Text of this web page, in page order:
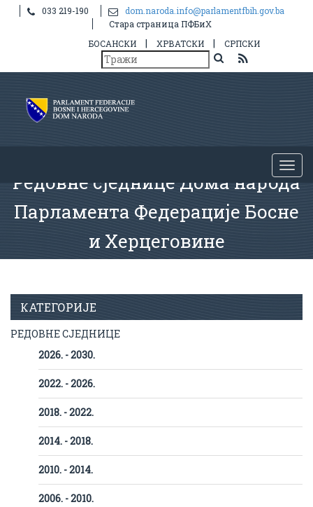
033 219-190
dom.naroda.info@parlamentfbih.gov.ba
Стара страница ПФБиХ
БОСАНСКИ
| ХРВАТСКИ | СРПСКИ
Редовне сједнице Дома народа
Парламента Федерације Босне
и Херцеговине
КАТЕГОРИЈЕ
РЕДОВНЕ СЈЕДНИЦЕ
2026. - 2030.
2022. - 2026.
2018. - 2022.
2014. - 2018.
2010. - 2014.
2006. - 2010.